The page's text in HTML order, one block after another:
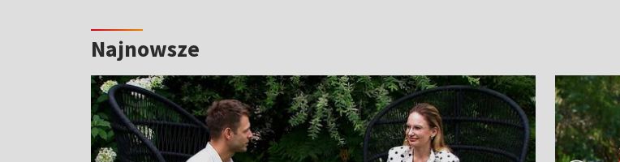
Najnowsze